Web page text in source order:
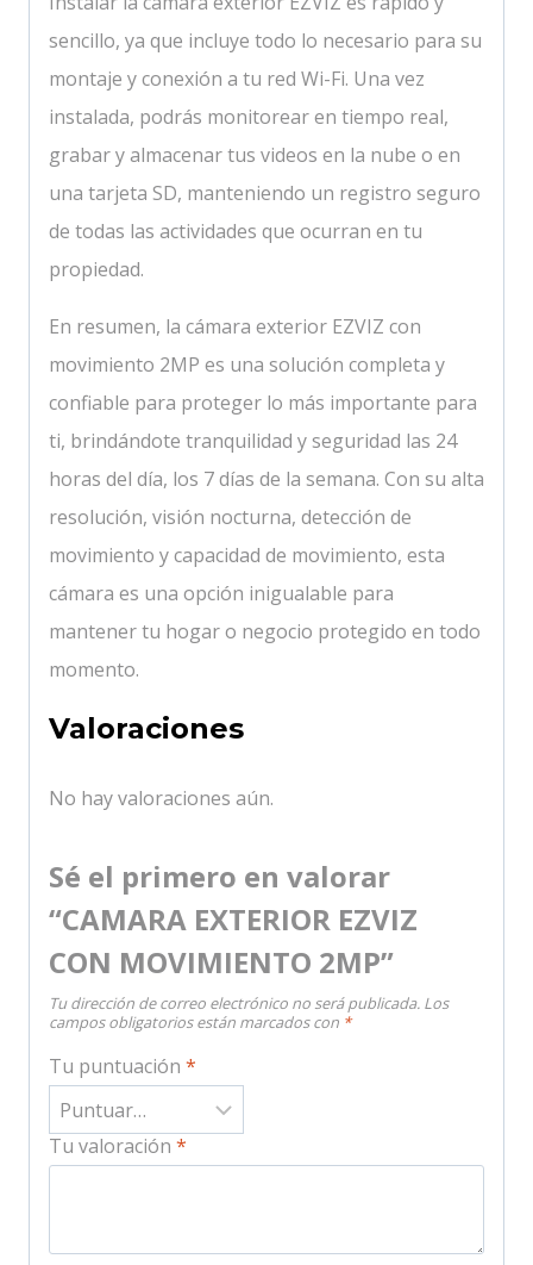
sencillo, ya que incluye todo lo necesario para su
montaje y conexión a tu red Wi-Fi. Una vez
instalada, podrás monitorear en tiempo real,
grabar y almacenar tus videos en la nube o en
una tarjeta SD, manteniendo un registro seguro
de todas las actividades que ocurran en tu
propiedad.
En resumen, la cámara exterior EZVIZ con
movimiento 2MP es una solución completa y
confiable para proteger lo más importante para
ti, brindándote tranquilidad y seguridad las 24
horas del día, los 7 días de la semana. Con su alta
resolución, visión nocturna, detección de
movimiento y capacidad de movimiento, esta
cámara es una opción inigualable para
mantener tu hogar o negocio protegido en todo
momento.
Valoraciones
No hay valoraciones aún.
Sé el primero en valorar
“CAMARA EXTERIOR EZVIZ
CON MOVIMIENTO 2MP”
Tu dirección de correo electrónico no será publicada. Los
campos obligatorios están marcados con *
Tu puntuación *
Tu valoración *